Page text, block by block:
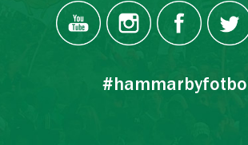
#hammarbyfotboll